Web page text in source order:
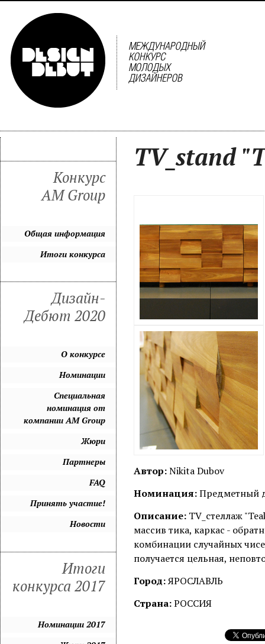
TV_stand
Автор:Nikita Dubov
Номинация:Предметный
Описание: TV_стеллаж
массив тика, каркас -
комбинации случайных
получается цельная,
Город:ЯРОСЛАВЛЬ
Страна:РОССИЯ
Конкурс
AM Group
Общая информация
Итоги конкурса
Дизайн-
Дебют 2020
О конкурсе
Номинации
Специальная
номинация от
компании AM Group
Жюри
Партнеры
FAQ
Принять участие!
Новости
Итоги
конкурса 2017
Номинации 2017